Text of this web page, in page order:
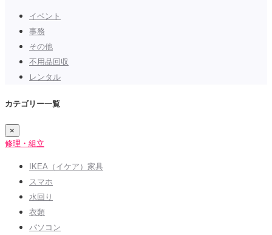
イベント
事務
その他
不用品回収
レンタル
カテゴリー一覧
×
修理・組立
IKEA（イケア）家具
スマホ
水回り
衣類
パソコン